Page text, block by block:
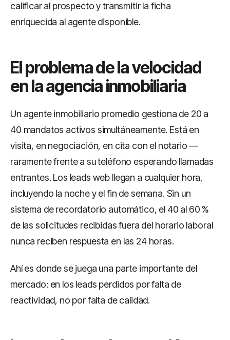
calificar al prospecto y transmitir la ficha
enriquecida al agente disponible.
El problema de la velocidad
en la agencia inmobiliaria
Un agente inmobiliario promedio gestiona de 20 a
40 mandatos activos simultáneamente. Está en
visita, en negociación, en cita con el notario —
raramente frente a su teléfono esperando llamadas
entrantes. Los leads web llegan a cualquier hora,
incluyendo la noche y el fin de semana. Sin un
sistema de recordatorio automático, el 40 al 60 %
de las solicitudes recibidas fuera del horario laboral
nunca reciben respuesta en las 24 horas.
Ahí es donde se juega una parte importante del
mercado: en los leads perdidos por falta de
reactividad, no por falta de calidad.